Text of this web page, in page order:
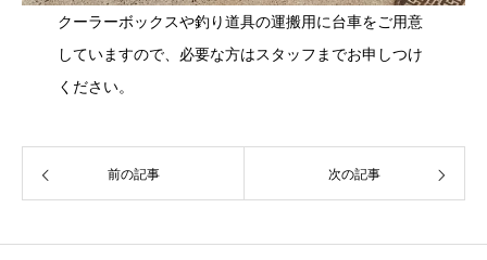
クーラーボックスや釣り道具の運搬用に台車をご用意
していますので、必要な方はスタッフまでお申しつけ
ください。
前の記事 次の記事